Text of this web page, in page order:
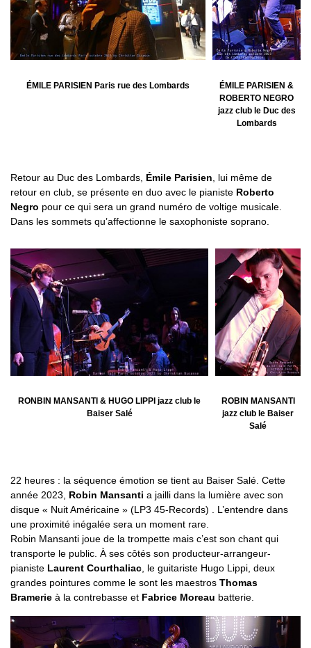
ÉMILE PARISIEN Paris rue des Lombards
ÉMILE PARISIEN &
ROBERTO NEGRO
jazz club le Duc des
Lombards
Retour au Duc des Lombards, Émile Parisien , lui même de
retour en club, se présente en duo avec le pianiste Roberto
Negro pour ce qui sera un grand numéro de voltige musicale.
Dans les sommets qu’affectionne le saxophoniste soprano.
RONBIN MANSANTI & HUGO LIPPI jazz club le
Baiser Salé
ROBIN MANSANTI
jazz club le Baiser
Salé
22 heures : la séquence émotion se tient au Baiser Salé. Cette
année 2023, Robin Mansanti a jailli dans la lumière avec son
disque « Nuit Américaine » (LP3 45-Records) . L’entendre dans
une proximité inégalée sera un moment rare.
Robin Mansanti joue de la trompette mais c’est son chant qui
transporte le public. À ses côtés son producteur-arrangeur-
pianiste Laurent Courthaliac, le guitariste Hugo Lippi, deux
grandes pointures comme le sont les maestros Thomas
Bramerie à la contrebasse et Fabrice Moreau batterie.